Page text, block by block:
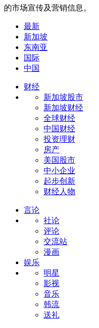
的市场宣传及营销信息。
最新
新加坡
东南亚
国际
中国
财经
新加坡股市
新加坡财经
全球财经
中国财经
投资理财
房产
美国股市
中小企业
起步创新
财经人物
言论
社论
评论
交流站
漫画
娱乐
明星
影视
音乐
韩流
送礼